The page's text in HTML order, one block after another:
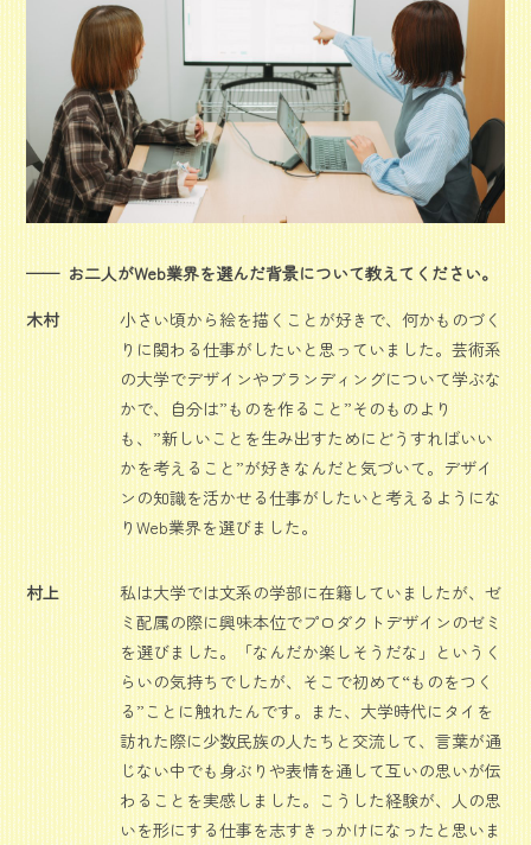
お二人がWeb業界を選んだ背景について教えてください。
木村
小さい頃から絵を描くことが好きで、何かものづく
りに関わる仕事がしたいと思っていました。芸術系
の大学でデザインやブランディングについて学ぶな
かで、自分は”ものを作ること”そのものより
も、”新しいことを生み出すためにどうすればいい
かを考えること”が好きなんだと気づいて。デザイ
ンの知識を活かせる仕事がしたいと考えるようにな
りWeb業界を選びました。
村上
私は大学では文系の学部に在籍していましたが、ゼ
ミ配属の際に興味本位でプロダクトデザインのゼミ
を選びました。「なんだか楽しそうだな」というく
らいの気持ちでしたが、そこで初めて“ものをつく
る”ことに触れたんです。また、大学時代にタイを
訪れた際に少数民族の人たちと交流して、言葉が通
じない中でも身ぶりや表情を通して互いの思いが伝
わることを実感しました。こうした経験が、人の思
いを形にする仕事を志すきっかけになったと思いま